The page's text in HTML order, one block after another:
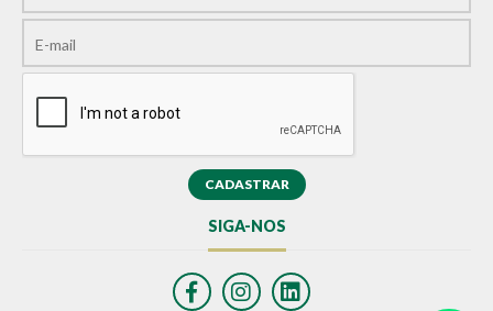
SIGA-NOS